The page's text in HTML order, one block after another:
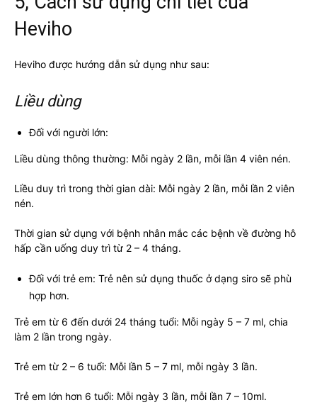
Heviho
Heviho được hướng dẫn sử dụng như sau:
Liều dùng
Đối với người lớn:
Liều dùng thông thường: Mỗi ngày 2 lần, mỗi lần 4 viên nén.
Liều duy trì trong thời gian dài: Mỗi ngày 2 lần, mỗi lần 2 viên
nén.
Thời gian sử dụng với bệnh nhân mắc các bệnh về đường hô
hấp cần uống duy trì từ 2 – 4 tháng.
Đối với trẻ em: Trẻ nên sử dụng thuốc ở dạng siro sẽ phù
hợp hơn.
Trẻ em từ 6 đến dưới 24 tháng tuổi: Mỗi ngày 5 – 7 ml, chia
làm 2 lần trong ngày.
Trẻ em từ 2 – 6 tuổi: Mỗi lần 5 – 7 ml, mỗi ngày 3 lần.
Trẻ em lớn hơn 6 tuổi: Mỗi ngày 3 lần, mỗi lần 7 – 10ml.